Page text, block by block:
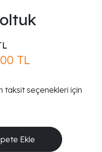
TL
taksit seçenekleri için